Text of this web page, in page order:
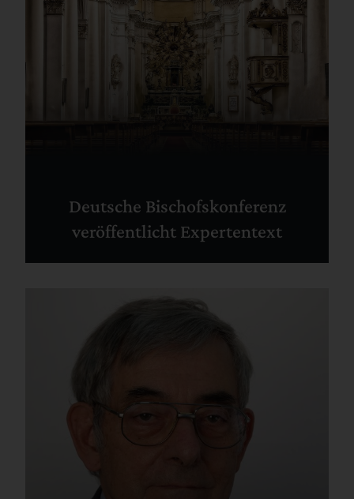
Deutsche Bischofskonferenz
veröffentlicht Expertentext